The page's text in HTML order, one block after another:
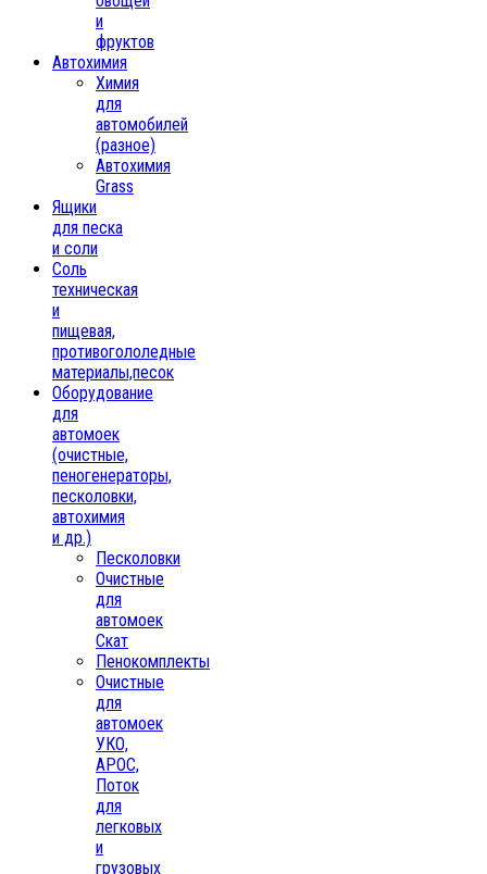
и
фруктов
Автохимия
Химия
для
автомобилей
(разное)
Автохимия
Grass
Ящики
для песка
и соли
Соль
техническая
и
пищевая,
противогололедные
материалы,песок
Oборудование
для
автомоек
(очистные,
пеногенераторы,
песколовки,
автохимия
и др.)
Песколовки
Очистные
для
автомоек
Скат
Пенокомплекты
Очистные
для
автомоек
УКО,
АРОС,
Поток
для
легковых
и
грузовых